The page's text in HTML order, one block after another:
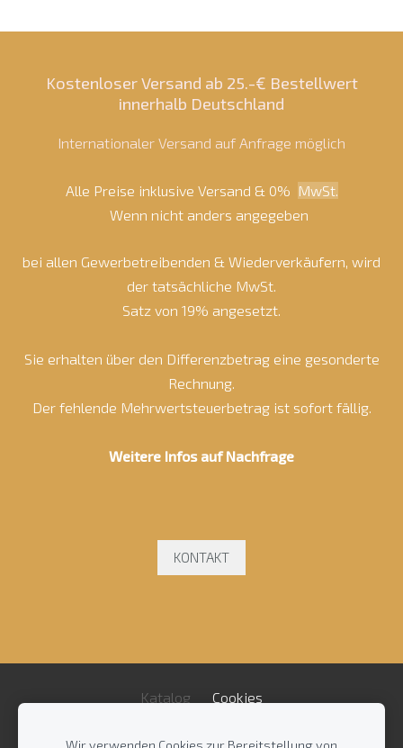
Kostenloser Versand ab 25.-€ Bestellwert
innerhalb Deutschland
Internationaler Versand auf Anfrage möglich
Alle Preise inklusive Versand & 0% MwSt.
Wenn nicht anders angegeben
bei allen Gewerbetreibenden & Wiederverkäufern, wird
der tatsächliche MwSt.
Satz von 19% angesetzt.
Sie erhalten über den Differenzbetrag eine gesonderte
Rechnung.
Der fehlende Mehrwertsteuerbetrag ist sofort fällig.
Weitere Infos auf Nachfrage
KONTAKT
Katalog Cookies
Wir verwenden Cookies zur Bereitstellung von